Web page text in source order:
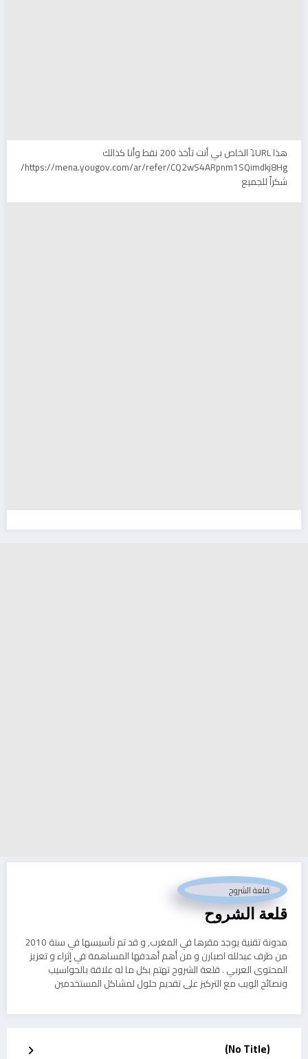
هذا URL⤵ الخاص بي أنت تأخذ 200 نقط وأنا كذالك
https://mena.yougov.com/ar/refer/CQ2wS4ARpnm1SQimdkj8Hg/
شكراً للجميع
قلعة الشروح
مدونة تقنية يوجد مقرها في المغرب, و قد تم تأسيسها في سنة 2010
من طرف عبدلله اصبارن و من أهم أهدفها المساهمة في إثراء و تعزيز
المحتوى العربي . قلعة الشروح تهتم بكل ما له علاقة بالحواسيب
ونصائح الويب مع التركيز على تقديم حلول لمشاكل المستخدمين
(No Title)